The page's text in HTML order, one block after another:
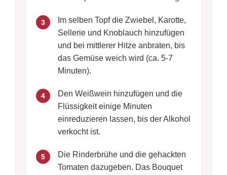
3
Im selben Topf die Zwiebel, Karotte,
Sellerie und Knoblauch hinzufügen
und bei mittlerer Hitze anbraten, bis
das Gemüse weich wird (ca. 5-7
Minuten).
4
Den Weißwein hinzufügen und die
Flüssigkeit einige Minuten
einreduzieren lassen, bis der Alkohol
verkocht ist.
5
Die Rinderbrühe und die gehackten
Tomaten dazugeben. Das Bouquet